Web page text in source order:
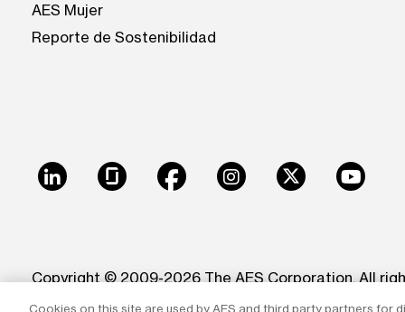
AES Mujer
Reporte de Sostenibilidad
LinkedInGlassdoorFacebookInstagram
X
Copyright © 2009-2026 The AES Corporation. All
Cookies on this site are used by AES and third party partners for